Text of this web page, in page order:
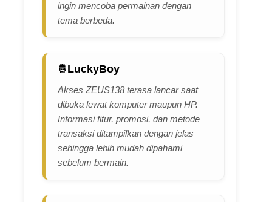
ingin mencoba permainan dengan
tema berbeda.
LuckyBoy
Akses ZEUS138 terasa lancar saat
dibuka lewat komputer maupun HP.
Informasi fitur, promosi, dan metode
transaksi ditampilkan dengan jelas
sehingga lebih mudah dipahami
sebelum bermain.